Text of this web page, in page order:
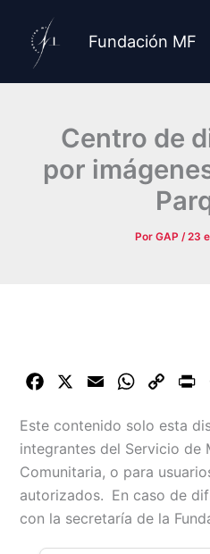
contenido
Fundación MF
Centro de
por
Por GAP /23
c
e
b
o
o
k
a
i
l
W
a
t
s
A
p
p
C
p
y
L
i
n
k
i
n
t
Este contenido solo esta
integrantes del Servicio de
Comunitaria, o para
autorizados. En caso de
con la secretaría de la